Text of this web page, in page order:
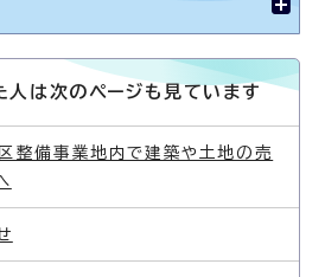
人は次のページも見ています
整備事業地内で建築や土地の売